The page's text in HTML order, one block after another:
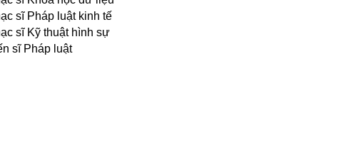
sĩ Pháp luật kinh tế
sĩ Kỹ thuật hình sự
sĩ Pháp luật